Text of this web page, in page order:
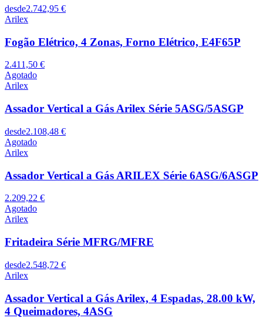
desde2.742,95 €
Arilex
Fogão Elétrico, 4 Zonas, Forno Elétrico, E4F65P
2.411,50 €
Agotado
Arilex
Assador Vertical a Gás Arilex Série 5ASG/5ASGP
desde2.108,48 €
Agotado
Arilex
Assador Vertical a Gás ARILEX Série 6ASG/6ASGP
2.209,22 €
Agotado
Arilex
Fritadeira Série MFRG/MFRE
desde2.548,72 €
Arilex
Assador Vertical a Gás Arilex, 4 Espadas, 28.00 kW,
4 Queimadores, 4ASG